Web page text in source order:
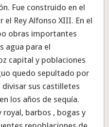
Fue construido en el
el Rey Alfonso XIII. En el
obras importantes
agua para el
capital y poblaciones
quedo sepultado por
divisar sus castilletes
los años de sequía.
royal, barbos , bogas y